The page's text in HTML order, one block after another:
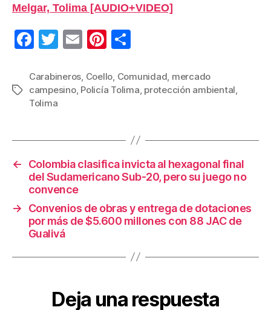
Melgar, Tolima [AUDIO+VIDEO]
F
c
e
o
o
k
T
tt
er
E
ail
Pi
er
e
m
p
tir
Etiquetas
Carabineros, Coello, Comunidad, mercado
campesino, Policía Tolima, protección ambiental,
Tolima
←
Colombia clasifica invicta al hexagonal final
del Sudamericano Sub-20, pero su juego no
convence
→
Convenios de obras y entrega de dotaciones
por más de $5.600 millones con 88 JAC de
Gualivá
Deja una respuesta